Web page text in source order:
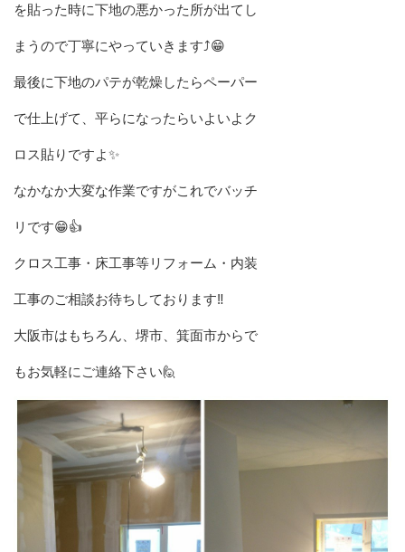
を貼った時に下地の悪かった所が出てし
まうので丁寧にやっていきます⤴️😁
最後に下地のパテが乾燥したらペーパー
で仕上げて、平らになったらいよいよク
ロス貼りですよ✨
なかなか大変な作業ですがこれでバッチ
リです😁👍
クロス工事・床工事等リフォーム・内装
工事のご相談お待ちしております‼️
大阪市はもちろん、堺市、箕面市からで
もお気軽にご連絡下さい🙋